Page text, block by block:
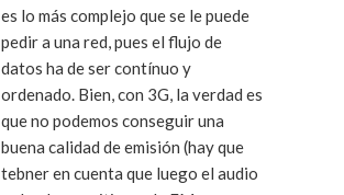
es lo más complejo que se le puede
pedir a una red, pues el flujo de
datos ha de ser contínuo y
ordenado. Bien, con 3G, la verdad es
que no podemos conseguir una
buena calidad de emisión (hay que
tebner en cuenta que luego el audio